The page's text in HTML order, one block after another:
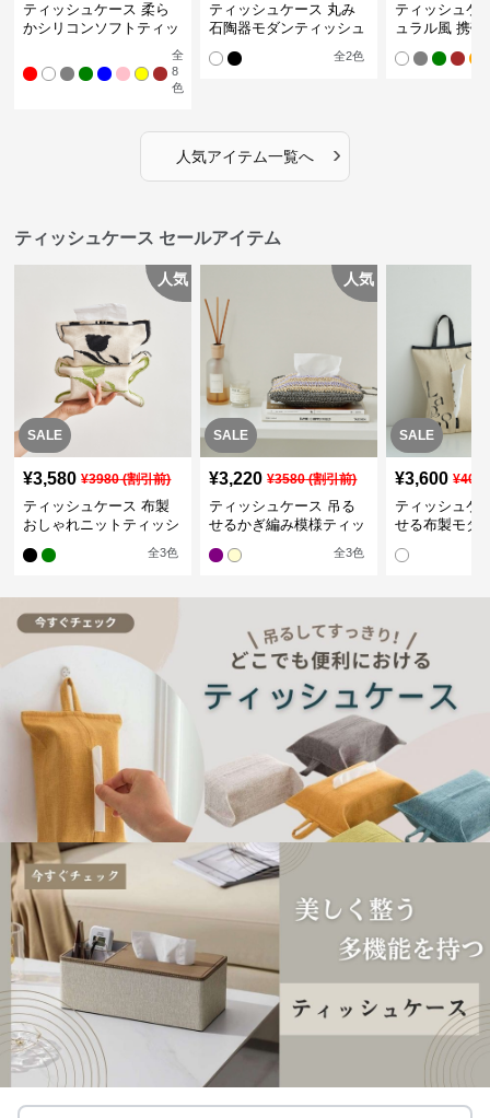
ティッシュケース 柔ら
かシリコンソフトティッ
全
8
色
ティッシュケース 丸み
石陶器モダンティッシュ
全2色
ティッシュケ
ュラル風 携帯
人気アイテム一覧へ ›
ティッシュケース セールアイテム
SALE
人気
¥3,580 ¥3980(割引前)
ティッシュケース 布製
おしゃれニットティッシ
全3色
SALE
人気
¥3,220 ¥3580(割引前)
ティッシュケース 吊る
せるかぎ編み模様ティッ
全3色
SALE
¥3,600 ¥
ティッシュケ
せる布製モダ